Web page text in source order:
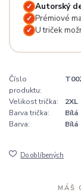
✓ Autorský
✓ Prémiové
✓ U triček
Číslo
produktu:
Velikost trička:
2XL
Barva trička:
Bílá
Barva:
Bílá
Do oblíbených
MÁŠ